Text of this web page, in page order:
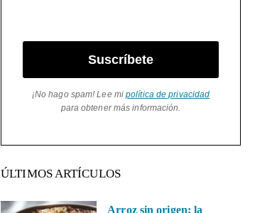
Suscríbete
¡No hago spam! Lee mipolítica de privacidad
para obtener más información.
ÚLTIMOS ARTÍCULOS
Arroz sin origen: la